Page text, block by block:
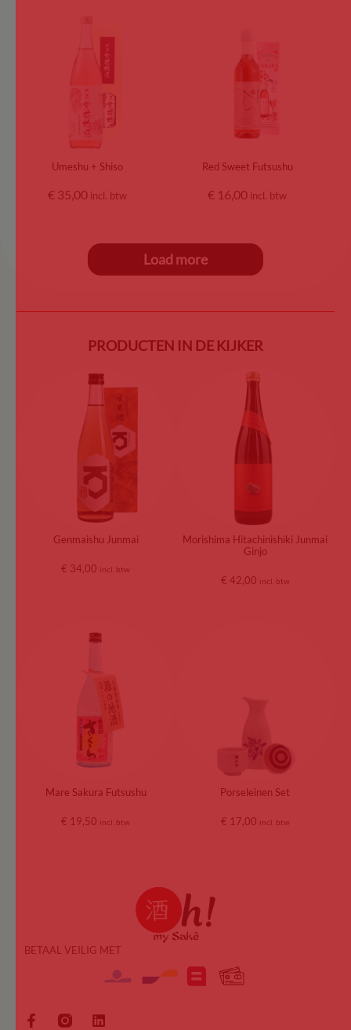
Umeshu + Shiso
€ 35,00 incl. btw
Red Sweet Futsushu
€ 16,00 incl. btw
Load more
PRODUCTEN IN DE KIJKER
Genmaishu Junmai
€ 34,00 incl. btw
Morishima Hitachinishiki Junmai
Ginjo
€ 42,00 incl. btw
Mare Sakura Futsushu
€ 19,50 incl. btw
Porseleinen Set
€ 17,00 incl. btw
BETAAL VEILIG MET